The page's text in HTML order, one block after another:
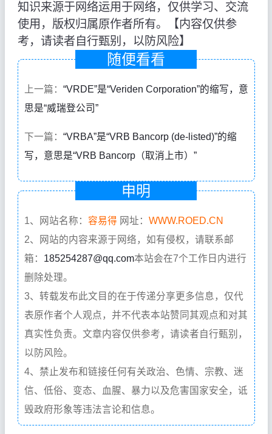
知识来源于网络运用于网络，仅供学习、交流
使用，版权归属原作者所有。【内容仅供参
考，请读者自行甄别，以防风险】
随便看看
上一篇： “VRDE”是“Veriden Corporation”的缩写，意
思是“威瑞登公司”
下一篇： “VRBA”是“VRB Bancorp (de-listed)”的缩
写，意思是“VRB Bancorp（取消上市）”
申明
1、网站名称： 容易得 网址： WWW.ROED.CN
2、网站的内容来源于网络，如有侵权，请联系邮
箱： 185254287@qq.com本站会在7个工作日内进行
删除处理。
3、转载发布此文目的在于传递分享更多信息，仅代
表原作者个人观点，并不代表本站赞同其观点和对其
真实性负责。文章内容仅供参考，请读者自行甄别，
以防风险。
4、禁止发布和链接任何有关政治、色情、宗教、迷
信、低俗、变态、血腥、暴力以及危害国家安全，诋
毁政府形象等违法言论和信息。